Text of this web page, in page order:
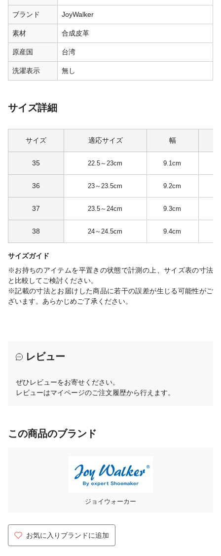
ブランド JoyWalker
素材 合成皮革
原産国 台湾
洗濯表示 無し
サイズ詳細
サイズ 適応サイズ 幅
35 22.5～23cm 9.1cm
36 23～23.5cm 9.2cm
37 23.5～24cm 9.3cm
38 24～24.5cm 9.4cm
サイズガイド
※お持ちのアイテムを平置きの状態で計測の上、サイズ表の寸法
と比較してご検討ください。
※記載の寸法とお届けした商品に若干の誤差が生じる可能性がご
ざいます。あらかじめご了承ください。
レビュー
ぜひレビューをお寄せください。
レビューはマイページのご注文履歴から行えます。
この商品のブランド
ジョイウォーカー
お気に入りブランドに追加